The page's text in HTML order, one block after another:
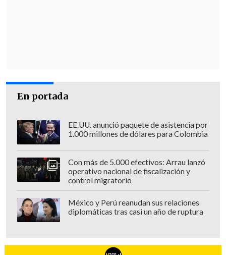
En portada
EE.UU. anunció paquete de asistencia por
1.000 millones de dólares para Colombia
Con más de 5.000 efectivos: Arrau lanzó
operativo nacional de fiscalización y
control migratorio
México y Perú reanudan sus relaciones
diplomáticas tras casi un año de ruptura